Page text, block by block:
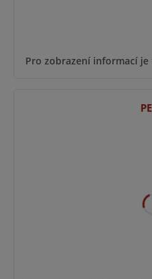
Pro zobrazení informací